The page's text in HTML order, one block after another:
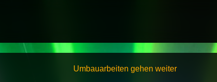
Umbauarbeiten gehen weiter